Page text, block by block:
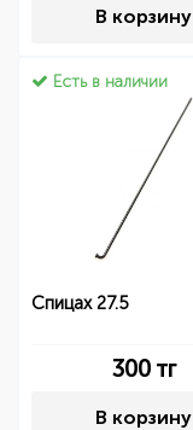
В корзину
Есть в наличии
Спицах 27.5
300тг
В корзину